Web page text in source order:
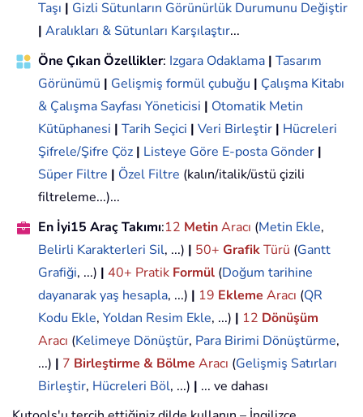
Taşı | Gizli Sütunların Görünürlük Durumunu Değiştir
| Aralıkları & Sütunları Karşılaştır...
Öne Çıkan Özellikler: Izgara Odaklama | Tasarım
Görünümü | Gelişmiş formül çubuğu | Çalışma Kitabı
& Çalışma Sayfası Yöneticisi | Otomatik Metin
Kütüphanesi | Tarih Seçici | Veri Birleştir | Hücreleri
Şifrele/Şifre Çöz | Listeye Göre E-posta Gönder |
Süper Filtre | Özel Filtre (kalın/italik/üstü çizili
filtreleme...)...
En İyi15 Araç Takımı:12 MetinAracı (Metin Ekle,
Belirli Karakterleri Sil, ...) | 50+ GrafikTürü (Gantt
Grafiği, ...) | 40+ Pratik Formül (Doğum tarihine
dayanarak yaş hesapla, ...) | 19 Ekleme Aracı (QR
Kodu Ekle, Yoldan Resim Ekle, ...) | 12 Dönüşüm
Aracı (Kelimeye Dönüştür, Para Birimi Dönüştürme,
...) | 7 Birleştirme & Bölme Aracı (Gelişmiş Satırları
Birleştir, Hücreleri Böl, ...) | ... ve dahası